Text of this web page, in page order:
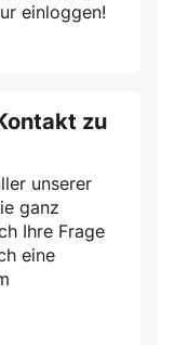
einloggen!
zu
unserer
ganz
Ihre Frage
eine